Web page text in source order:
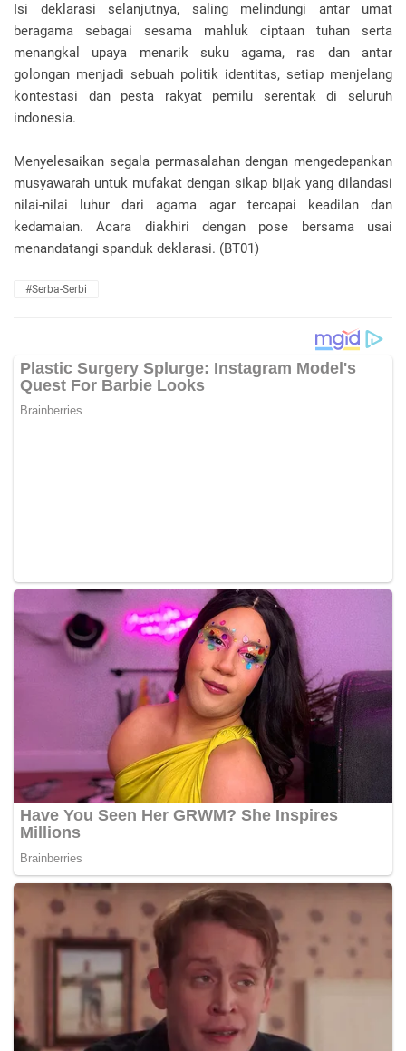
Isi deklarasi selanjutnya, saling melindungi antar umat
beragama sebagai sesama mahluk ciptaan tuhan serta
menangkal upaya menarik suku agama, ras dan antar
golongan menjadi sebuah politik identitas, setiap menjelang
kontestasi dan pesta rakyat pemilu serentak di seluruh
indonesia.
Menyelesaikan segala permasalahan dengan mengedepankan
musyawarah untuk mufakat dengan sikap bijak yang dilandasi
nilai-nilai luhur dari agama agar tercapai keadilan dan
kedamaian. Acara diakhiri dengan pose bersama usai
menandatangi spanduk deklarasi. (BT01)
#Serba-Serbi